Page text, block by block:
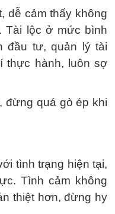
dễ cảm thấy không
Tài lộc ở mức bình
đầu tư, quản lý tài
thực hành, luôn sợ
đừng quá gò ép khi
tình trạng hiện tại,
Tình cảm không
thiệt hơn, đừng hy